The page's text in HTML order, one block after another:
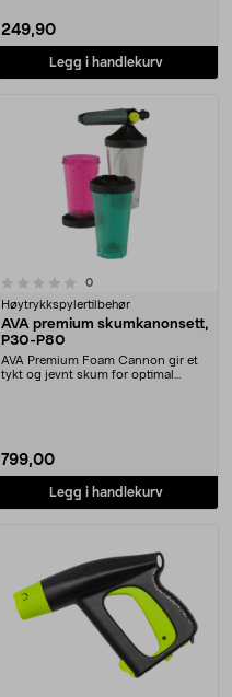
249,90
Legg i handlekurv
0anmeldelser
Høytrykkspylertilbehør
AVA premium skumkanonsett,
P30-P80
AVA Premium Foam Cannon gir et
tykt og jevnt skum for optimal
799,00
Legg i handlekurv